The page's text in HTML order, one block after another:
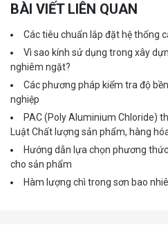
BÀI VIẾT LIÊN QUAN
Các tiêu chuẩn lắp đặt hệ thống
Vì sao kính sử dụng trong xây
nghiêm ngặt?
Các phương pháp kiểm tra độ
nghiệp
PAC (Poly Aluminium Chloride)
Luật Chất lượng sản phẩm, hàng
Hướng dẫn lựa chọn phương
cho sản phẩm
Hàm lượng chì trong sơn bao